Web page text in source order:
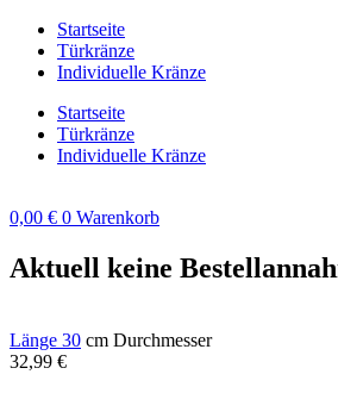
Zum
Inhalt
springen
Startseite
Türkränze
Individuelle Kränze
Startseite
Türkränze
Individuelle Kränze
0,00 € 0 Warenkorb
Aktuell keine
Länge 30 cm Durchmesser
32,99 €